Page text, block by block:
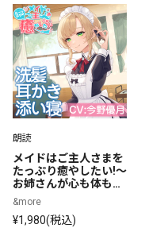
朗読
メイドはご主人さまを
たっぷり癒やしたい!～
お姉さんが心も体も癒
してあげる～【CV:今
野優月】
&more
¥1,980(税込)